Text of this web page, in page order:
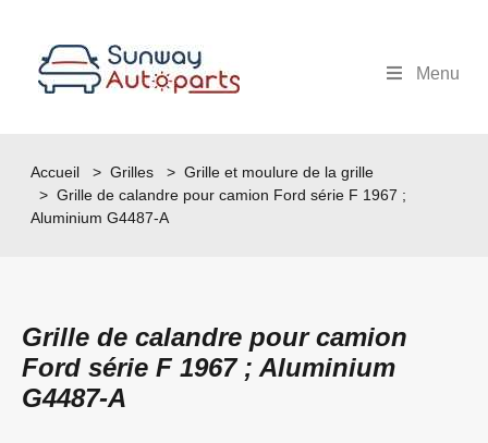
Menu
Accueil >Grilles >Grille et moulure de la grille
> Grille de calandre pour camion Ford série F 1967 ;
Aluminium G4487-A
Grille de calandre pour camion
Ford série F 1967 ; Aluminium
G4487-A